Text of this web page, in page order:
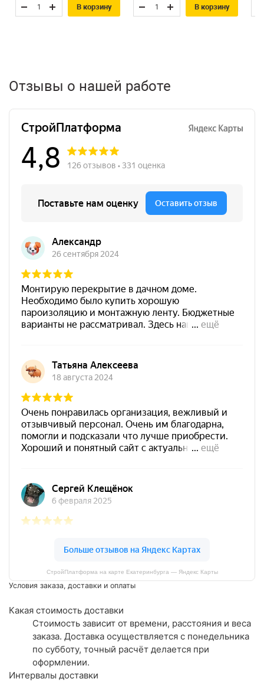
Неровности на поверхности стен необходимо
выровнять.
механическим креплением тарельчатыми анкерами
(по 6 штук на 1 м²).
Для дополнительного армирования используйте
нагрузкой.
Армирующий раствор наносится с последующим
втапливанием стекловолоконной сетки. Толщина
защитно-декоративных слоёв должна составлять
Декоративная штукатурка наносится после
высыхания основного слоя, её следует защищать
Роквул Рокфасад — это надежное решение для создания
комфортного и долговечного фасада вашего здания.
В корзину В корзину
Отзывы о нашей работе
СтройПлатформа на карте Екатеринбурга — Яндекс Карты
Условия заказа, доставки и оплаты
Какая стоимость доставки
Стоимость зависит от времени, расстояния и веса
заказа. Доставка осуществляется с понедельника
по субботу, точный расчёт делается при
оформлении.
Интервалы доставки